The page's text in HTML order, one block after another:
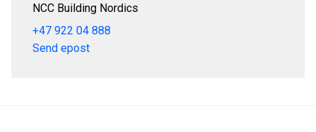
NCC Building Nordics
+47 922 04 888
Send epost